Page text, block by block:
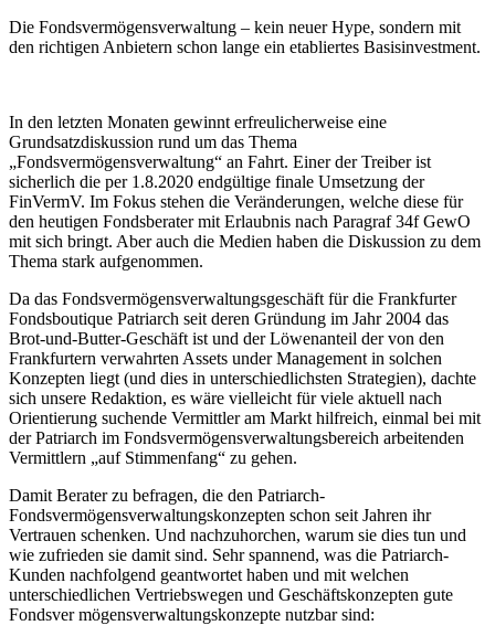
Die Fondsvermögensverwaltung – kein neuer Hype, sondern mit
den richtigen Anbietern schon lange ein etabliertes Basisinvestment.
In den letzten Monaten gewinnt erfreulicherweise eine
Grundsatzdiskussion rund um das Thema
„Fondsvermögensverwaltung“ an Fahrt. Einer der Treiber ist
sicherlich die per 1.8.2020 endgültige finale Umsetzung der
FinVermV. Im Fokus stehen die Veränderungen, welche diese für
den heutigen Fondsberater mit Erlaubnis nach Paragraf 34f GewO
mit sich bringt. Aber auch die Medien haben die Diskussion zu dem
Thema stark aufgenommen.
Da das Fondsvermögensverwaltungsgeschäft für die Frankfurter
Fondsboutique Patriarch seit deren Gründung im Jahr 2004 das
Brot-und-Butter-Geschäft ist und der Löwenanteil der von den
Frankfurtern verwahrten Assets under Management in solchen
Konzepten liegt (und dies in unterschiedlichsten Strategien), dachte
sich unsere Redaktion, es wäre vielleicht für viele aktuell nach
Orientierung suchende Vermittler am Markt hilfreich, einmal bei mit
der Patriarch im Fondsvermögensverwaltungsbereich arbeitenden
Vermittlern „auf Stimmenfang“ zu gehen.
Damit Berater zu befragen, die den Patriarch-
Fondsvermögensverwaltungskonzepten schon seit Jahren ihr
Vertrauen schenken. Und nachzuhorchen, warum sie dies tun und
wie zufrieden sie damit sind. Sehr spannend, was die Patriarch-
Kunden nachfolgend geantwortet haben und mit welchen
unterschiedlichen Vertriebswegen und Geschäftskonzepten gute
Fondsver mögensverwaltungskonzepte nutzbar sind: